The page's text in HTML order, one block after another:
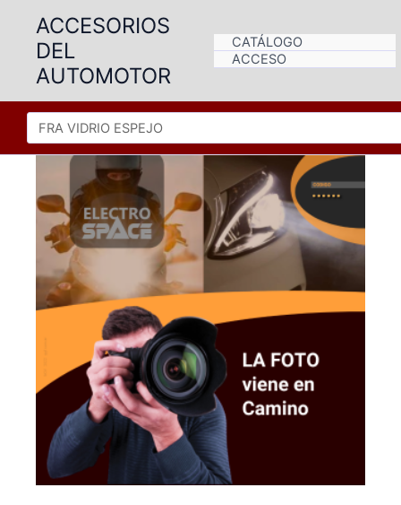
contenido
ACCESORIOS
DEL
AUTOMOTOR
CATÁLOGO
ACCESO